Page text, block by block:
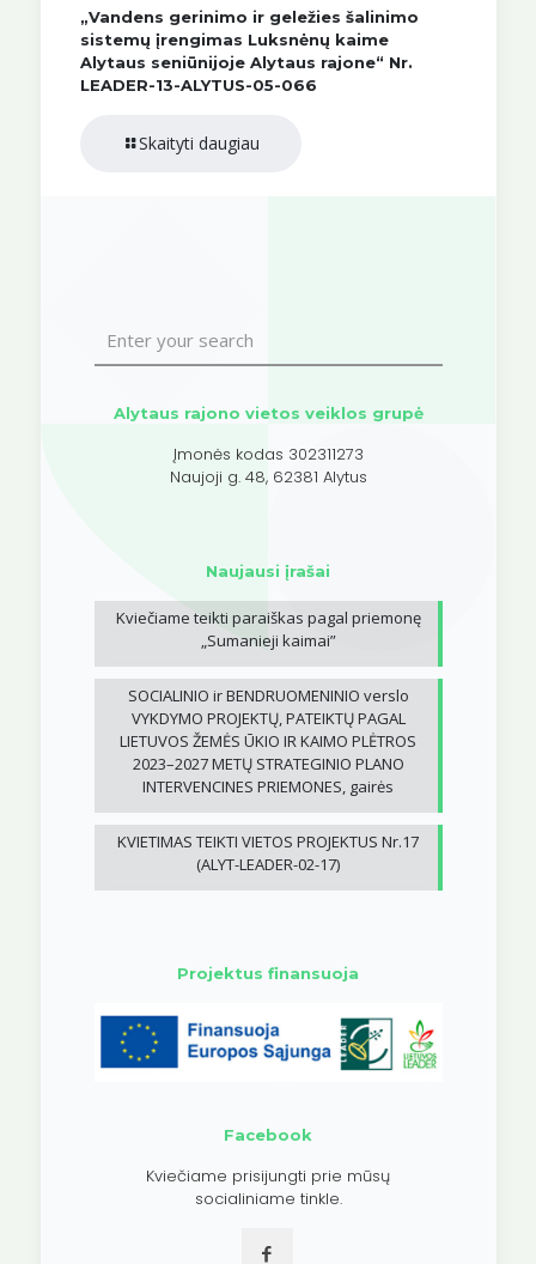
„Vandens gerinimo ir geležies šalinimo
sistemų įrengimas Luksnėnų kaime
Alytaus seniūnijoje Alytaus rajone“ Nr.
LEADER-13-ALYTUS-05-066
Skaityti daugiau
Alytaus rajono vietos veiklos grupė
Įmonės kodas 302311273
Naujoji g. 48, 62381 Alytus
Naujausi įrašai
Kviečiame teikti paraiškas pagal priemonę
„Sumanieji kaimai”
SOCIALINIO ir BENDRUOMENINIO verslo
VYKDYMO PROJEKTŲ, PATEIKTŲ PAGAL
LIETUVOS ŽEMĖS ŪKIO IR KAIMO PLĖTROS
2023–2027 METŲ STRATEGINIO PLANO
INTERVENCINES PRIEMONES, gairės
KVIETIMAS TEIKTI VIETOS PROJEKTUS Nr.17
(ALYT-LEADER-02-17)
Projektus finansuoja
Facebook
Kviečiame prisijungti prie mūsų
socialiniame tinkle.